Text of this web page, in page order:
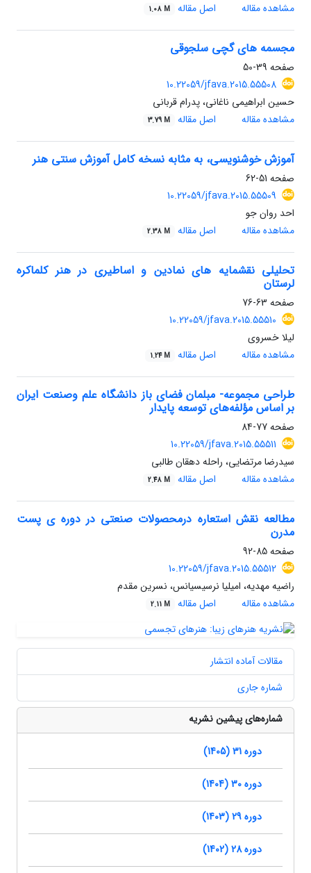
مشاهده مقاله
اصل مقاله 1.08 M
مجسمه های گچی سلجوقی
صفحه 39-50
10.22059/jfava.2015.55508
حسین ابراهیمی ناغانی، پدرام قربانی
مشاهده مقاله
اصل مقاله 3.79 M
آموزش خوشنویسی، به مثابه نسخه کامل آموزش سنتی هنر
صفحه 51-62
10.22059/jfava.2015.55509
احد روان جو
مشاهده مقاله
اصل مقاله 2.38 M
تحلیلی نقشمایه های نمادین و اساطیری در هنر کلماکره
لرستان
صفحه 63-76
10.22059/jfava.2015.55510
لیلا خسروی
مشاهده مقاله
اصل مقاله 1.24 M
طراحی مجموعه- مبلمان فضای باز دانشگاه علم وصنعت ایران
بر اساس مؤلفه‌های توسعه پایدار
صفحه77-84
10.22059/jfava.2015.55511
سید‌رضا مرتضایی، راحله دهقان طالبی
مشاهده مقاله
اصل مقاله 2.48 M
مطالعه نقش استعاره درمحصولات صنعتی در دوره ی پست
مدرن
صفحه85-92
10.22059/jfava.2015.55512
راضیه مهدیه، امیلیا نرسیسیانس، نسرین مقدم
مشاهده مقاله
اصل مقاله 2.11 M
مقالات آماده انتشار
شماره جاری
شماره‌های پیشین نشریه
دوره 31 (1405)
دوره 30 (1404)
دوره 29 (1403)
دوره 28 (1402)